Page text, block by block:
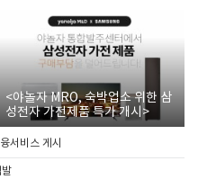
<야놀자 MRO, 숙박업소 위한 삼
성전자 가전제품 특가 개시>
서비스 게시
발